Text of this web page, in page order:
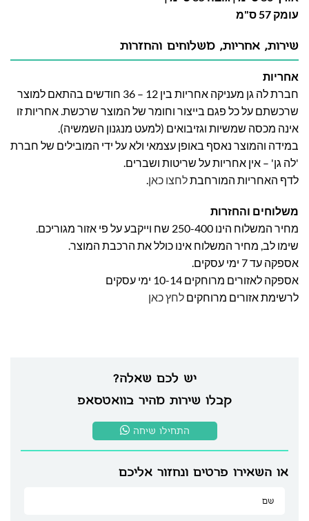
עומק 57 ס"מ
יש לכם שאלה?
קבלו שירות מהיר בוואטסאפ
התחילו שיחה
או השאירו פרטים ונחזור אליכם
שירות, אחריות, משלוחים והחזרות
אחריות
חברת לה גן מעניקה אחריות בין 12 – 36 חודשים בהתאם למוצר
שרכשתם על כל פגם בייצור וחומר של המוצר שרכשת. אחריות זו
אינה מכסה שמשיות וגזיבואים (למעט מנגנון השמשיה).
במידה והמוצר נאסף באופן עצמאי ולא על ידי המובילים של חברת
'לה גן' – אין אחריות על שריטות ושברים.
לדף האחריות המורחבתלחצו כאן.
משלוחים והחזרות
מחיר המשלוח הינו 250-400 שח וייקבע על פי אזור מגוריכם.
שימו לב, מחיר המשלוח אינו כולל את הרכבת המוצר.
אספקה עד 7 ימי עסקים.
אספקה לאזורים מרוחקים 10-14 ימי עסקים
לרשימת אזורים מרוחקים לחץ כאן